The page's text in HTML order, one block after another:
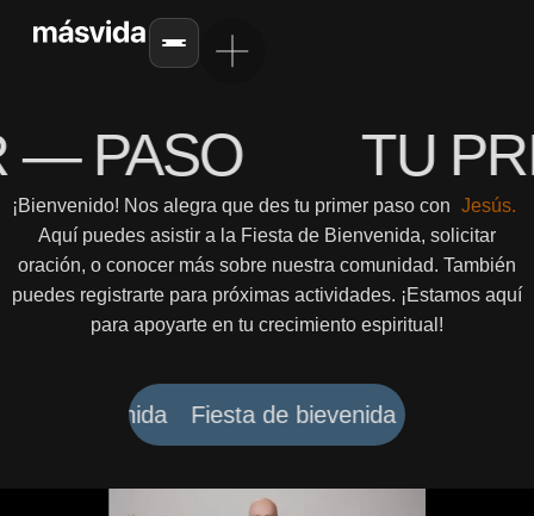
— PASO TU
¡Bienvenido! Nos alegra que des tu primer paso con Jesús.
Aquí puedes asistir a la Fiesta de Bienvenida, solicitar
oración, o conocer más sobre nuestra comunidad. También
puedes registrarte para próximas actividades. ¡Estamos aquí
para apoyarte en tu crecimiento espiritual!
de bievenida Fiesta de bievenida